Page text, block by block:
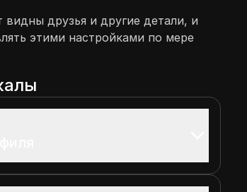
друзья и другие детали, и
этими настройками по мере